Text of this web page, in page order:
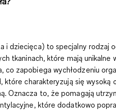
i dziecięca) to specjalny rodzaj
tkaninach, które mają unikalne
zapobiega wychłodzeniu
charakteryzują się
. Oznacza to, że pomagają
które dodatkowo